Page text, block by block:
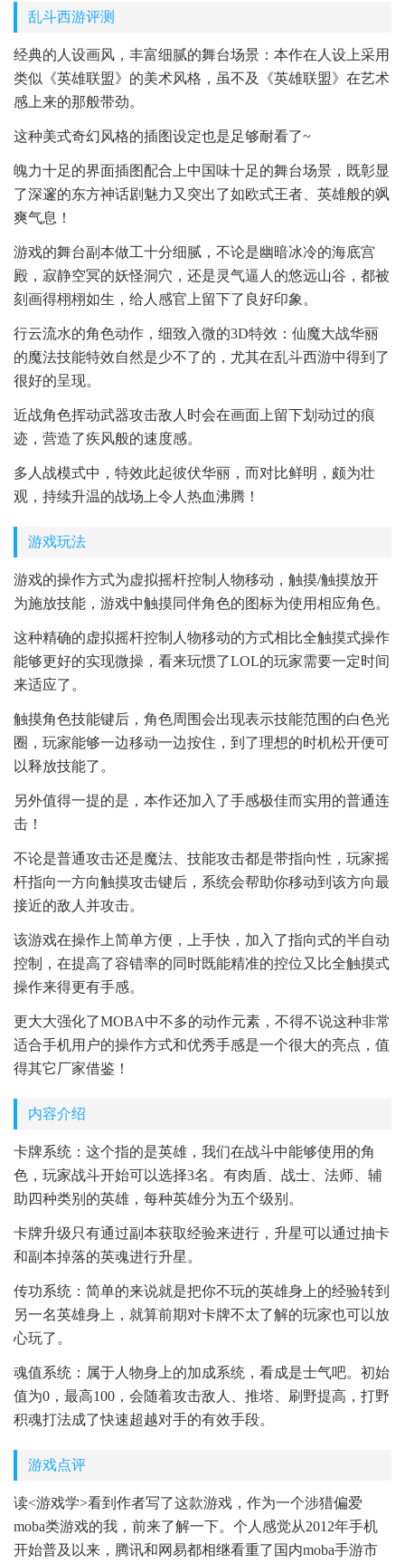
乱斗西游评测
经典的人设画风，丰富细腻的舞台场景：本作在人设上采用
类似《英雄联盟》的美术风格，虽不及《英雄联盟》在艺术
感上来的那般带劲。
这种美式奇幻风格的插图设定也是足够耐看了~
魄力十足的界面插图配合上中国味十足的舞台场景，既彰显
了深邃的东方神话剧魅力又突出了如欧式王者、英雄般的飒
爽气息！
游戏的舞台副本做工十分细腻，不论是幽暗冰冷的海底宫
殿，寂静空冥的妖怪洞穴，还是灵气逼人的悠远山谷，都被
刻画得栩栩如生，给人感官上留下了良好印象。
行云流水的角色动作，细致入微的3D特效：仙魔大战华丽
的魔法技能特效自然是少不了的，尤其在乱斗西游中得到了
很好的呈现。
近战角色挥动武器攻击敌人时会在画面上留下划动过的痕
迹，营造了疾风般的速度感。
多人战模式中，特效此起彼伏华丽，而对比鲜明，颇为壮
观，持续升温的战场上令人热血沸腾！
游戏玩法
游戏的操作方式为虚拟摇杆控制人物移动，触摸/触摸放开
为施放技能，游戏中触摸同伴角色的图标为使用相应角色。
这种精确的虚拟摇杆控制人物移动的方式相比全触摸式操作
能够更好的实现微操，看来玩惯了LOL的玩家需要一定时间
来适应了。
触摸角色技能键后，角色周围会出现表示技能范围的白色光
圈，玩家能够一边移动一边按住，到了理想的时机松开便可
以释放技能了。
另外值得一提的是，本作还加入了手感极佳而实用的普通连
击！
不论是普通攻击还是魔法、技能攻击都是带指向性，玩家摇
杆指向一方向触摸攻击键后，系统会帮助你移动到该方向最
接近的敌人并攻击。
该游戏在操作上简单方便，上手快，加入了指向式的半自动
控制，在提高了容错率的同时既能精准的控位又比全触摸式
操作来得更有手感。
更大大强化了MOBA中不多的动作元素，不得不说这种非常
适合手机用户的操作方式和优秀手感是一个很大的亮点，值
得其它厂家借鉴！
内容介绍
卡牌系统：这个指的是英雄，我们在战斗中能够使用的角
色，玩家战斗开始可以选择3名。有肉盾、战士、法师、辅
助四种类别的英雄，每种英雄分为五个级别。
卡牌升级只有通过副本获取经验来进行，升星可以通过抽卡
和副本掉落的英魂进行升星。
传功系统：简单的来说就是把你不玩的英雄身上的经验转到
另一名英雄身上，就算前期对卡牌不太了解的玩家也可以放
心玩了。
魂值系统：属于人物身上的加成系统，看成是士气吧。初始
值为0，最高100，会随着攻击敌人、推塔、刷野提高，打野
积魂打法成了快速超越对手的有效手段。
游戏点评
读<游戏学>看到作者写了这款游戏，作为一个涉猎偏爱
moba类游戏的我，前来了解一下。个人感觉从2012年手机
开始普及以来，腾讯和网易都相继看重了国内moba手游市